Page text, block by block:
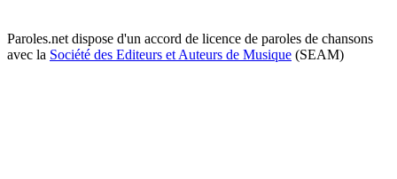
Paroles.net dispose d'un accord de licence de paroles de chansons
avec la Société des Editeurs et Auteurs de Musique (SEAM)